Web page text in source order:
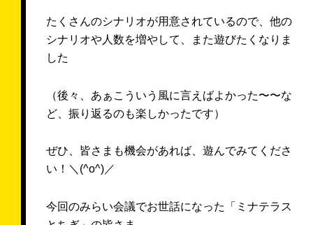
たくさんのシナリオが用意されているので、他の
シナリオや人数を増やして、また遊びたくなりま
した
（後々、あぁこういう風に言えばよかった〜〜な
ど、振り返るのも楽しかったです）
ぜひ、皆さまも機会があれば、遊んでみてくださ
い！＼(^o^)／
今回のみらい会議でお世話になった「ミナテラス